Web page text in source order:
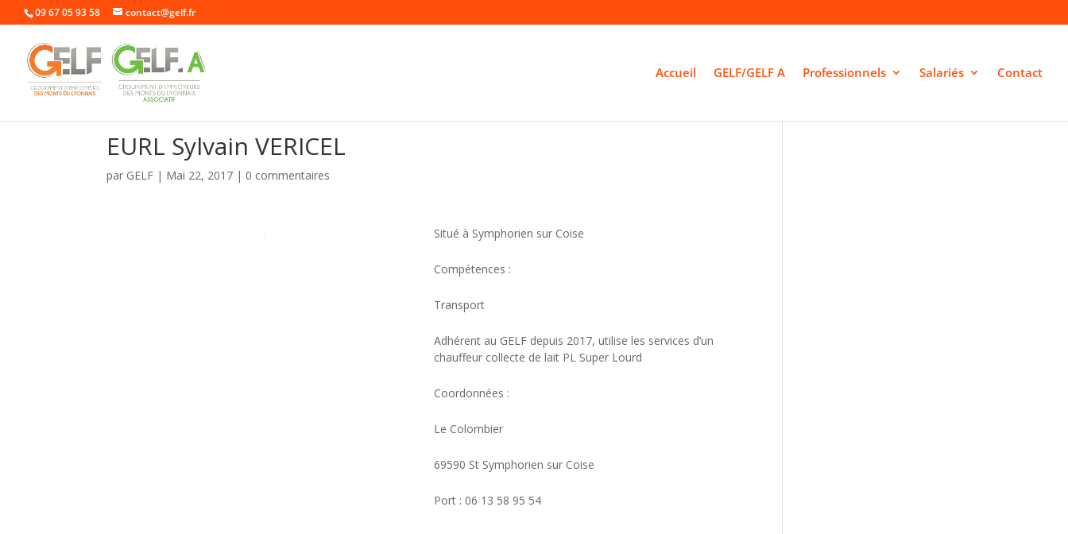
09 67 05 93 58 contact@gelf.fr
Accueil GELF/GELF A Professionnels Salariés Contact
EURL Sylvain VERICEL
par GELF | Mai 22, 2017 | 0 commentaires
Situé à Symphorien sur Coise
Compétences :
Transport
Adhérent au GELF depuis 2017, utilise les services d’un
chauffeur collecte de lait PL Super Lourd
Coordonnées :
Le Colombier
69590 St Symphorien sur Coise
Port : 06 13 58 95 54